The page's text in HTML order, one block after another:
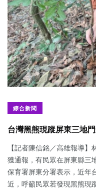
綜合新聞
台灣黑熊現蹤屏東三地
【記者陳信銘／高雄報導
獲通報，有民眾在屏東縣三
保育署屏東分署表示，近年
近，呼籲民眾若發現黑熊現